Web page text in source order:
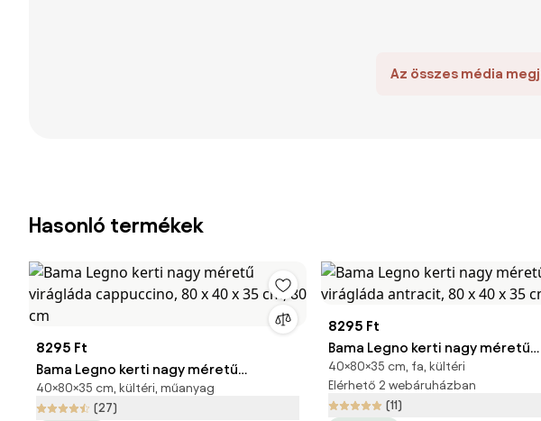
Az összes média
Hasonló termékek
8295 Ft
Bama Legno kerti nagy méretű
virágláda cappuccino, 80 x 40 x 35 cm,
80 cm
40×80×35 cm, kültéri, műanyag
(27)
8295 Ft
Bama Legno kerti nagy méretű
virágláda antracit, 80 x 40 x 35
cm
40×80×35 cm, fa, kültéri
Elérhető 2 webáruházban
(11)